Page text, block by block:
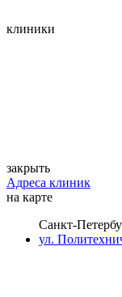
клиники
закрыть
Адреса клиник
на карте
Санкт-
ул.